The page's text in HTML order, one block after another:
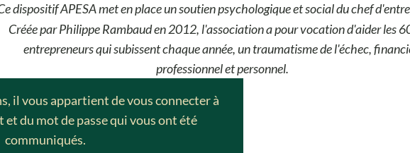
dispositif APESA met en place un soutien psychologique et social du chef
Créée par Philippe Rambaud en 2012, l'association a pour vocation d'aider les
entrepreneurs qui subissent chaque année, un traumatisme de l'échec,
professionnel et personnel.
il vous appartient de vous connecter à
du mot de passe qui vous ont été
communiqués.